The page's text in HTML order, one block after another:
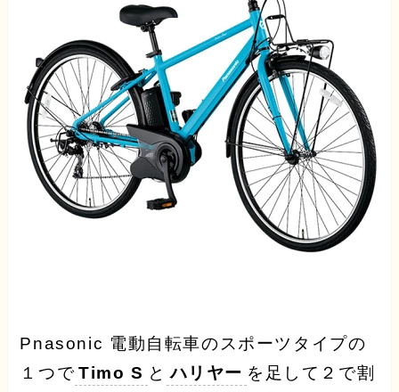
Pnasonic 電動自転車のスポーツタイプの
１つで Timo S と ハリヤー を足して２で割